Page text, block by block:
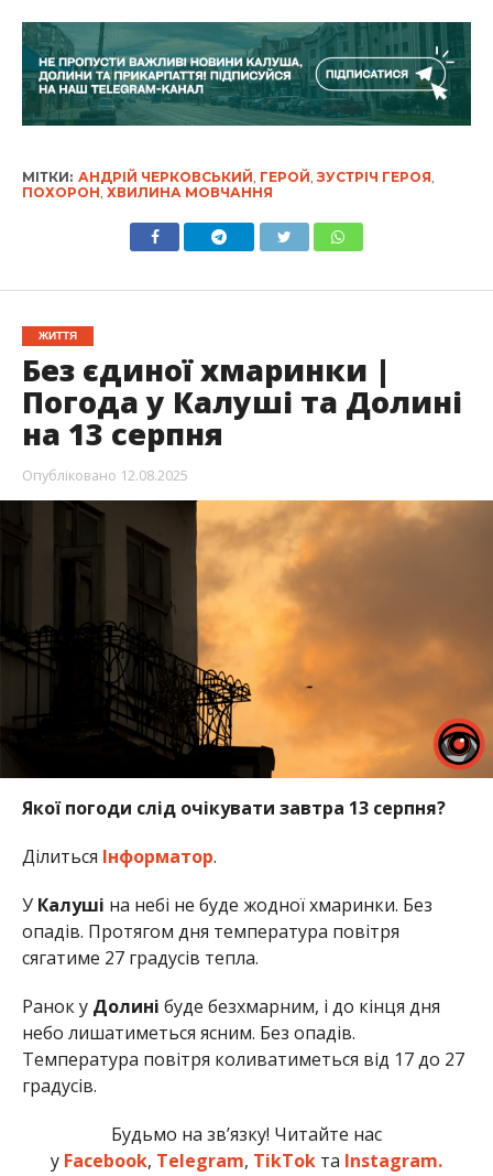
МІТКИ: АНДРІЙ ЧЕРКОВСЬКИЙ ГЕРОЙ ЗУСТРІЧ ГЕРОЯ
ПОХОРОН ХВИЛИНА МОВЧАННЯ
ЖИТТЯ
Без єдиної хмаринки |
Погода у Калуші та Долині
на 13 серпня
Опубліковано 12.08.2025
Якої погоди слід очікувати завтра 13 серпня?
Ділиться Інформатор.
У Калуші на небі не буде жодної хмаринки. Без
опадів. Протягом дня температура повітря
сягатиме 27 градусів тепла.
Ранок у Долині буде безхмарним, і до кінця дня
небо лишатиметься ясним. Без опадів.
Температура повітря коливатиметься від 17 до 27
градусів.
Будьмо на зв’язку! Читайте нас
у Facebook, Telegram, TikTokта Instagram.